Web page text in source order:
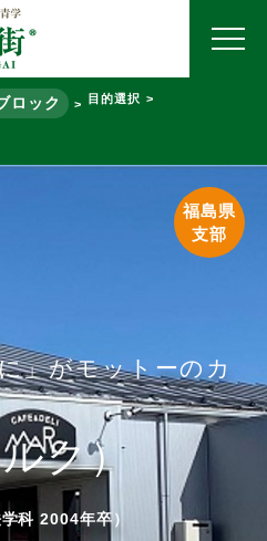
ロック 目的選択
」がモットーのカ
ク）
科 2004年卒）
福島県
支部